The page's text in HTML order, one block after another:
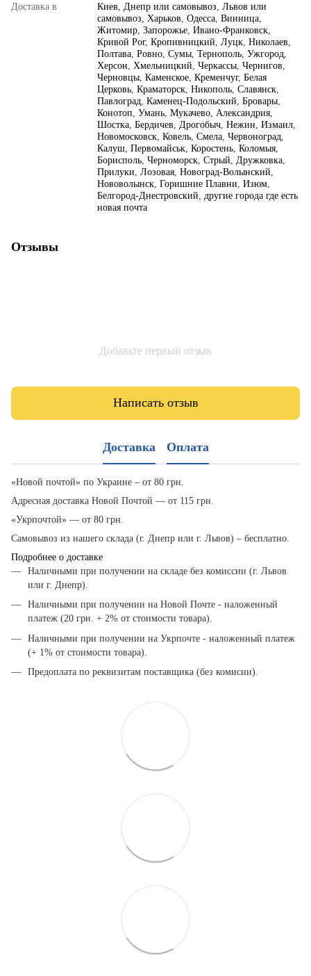
Доставка в
Киев Днепр или самовывоз Львов или
самовывоз Харьков Одесса Винница
Житомир Запорожье Ивано-Франковск
Кривой Рог, Кропивницкий Луцк Николаев
Полтава Ровно Сумы Тернополь Ужгород
Херсон Хмельницкий Черкассы Чернигов
Черновцы Каменское Кременчуг, Белая
Церковь Краматорск Никополь Славянск
Павлоград Каменец-Подольский Бровары
Конотоп Умань Мукачево Александрия
Шостка Бердичев Дрогобыч Нежин Измаил
Новомосковск Ковель Смела Червоноград
Калуш Первомайськ Коростень Коломыя
Борисполь Черноморск Стрый Дружковка
Прилуки Лозовая Новоград-Волынский
Нововолынск Горишние Плавни Изюм
Белгород-Днестровский
другие города где есть
новая почта
Отзывы
Добавьте первый отзыв
Написать отзыв
Доставка Оплата
«Новой почтой» по Украине – от 80 грн.
Адресная доставка Новой Почтой — от 115 грн.
«Укрпочтой» — от 80 грн.
Самовывоз из нашего склада (г. Днепр или г. Львов) – бесплатно.
Подробнее о доставке
Наличными при получении на складе без комиссии (г. Львов
или г. Днепр).
Наличными при получении на Новой Почте - наложенный
платеж (20 грн. + 2% от стоимости товара).
Наличными при получении на Укрпочте - наложенный платеж
(+ 1% от стоимости товара).
Предоплата по реквизитам поставщика (без комисии).